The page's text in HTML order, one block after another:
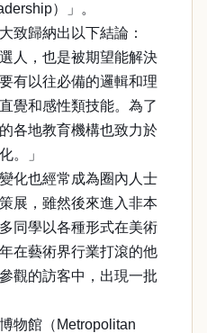
）」。
致歸納出以下結論：
人，也是被期望能解決
有以往必備的邏輯和理
覺和感性類技能。為了
各地教育機構也致力於
。」
化也經常成為圈內人士
展，雖然後來進入非本
同學以各種形式在美術
在藝術界行業打滾的他
觀的訪客中，出現一批
物館（Metropolitan